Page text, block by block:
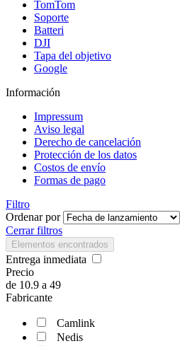
TomTom
Soporte
Batteri
DJI
Tapa del objetivo
Google
Información
Impressum
Aviso legal
Derecho de cancelación
Protección de los datos
Costos de envío
Formas de pago
Filtro
Ordenar por
Cerrar filtros
Elementos encontrados
Entrega inmediata
Precio
de 10.9 a 49
Fabricante
Camlink
Nedis